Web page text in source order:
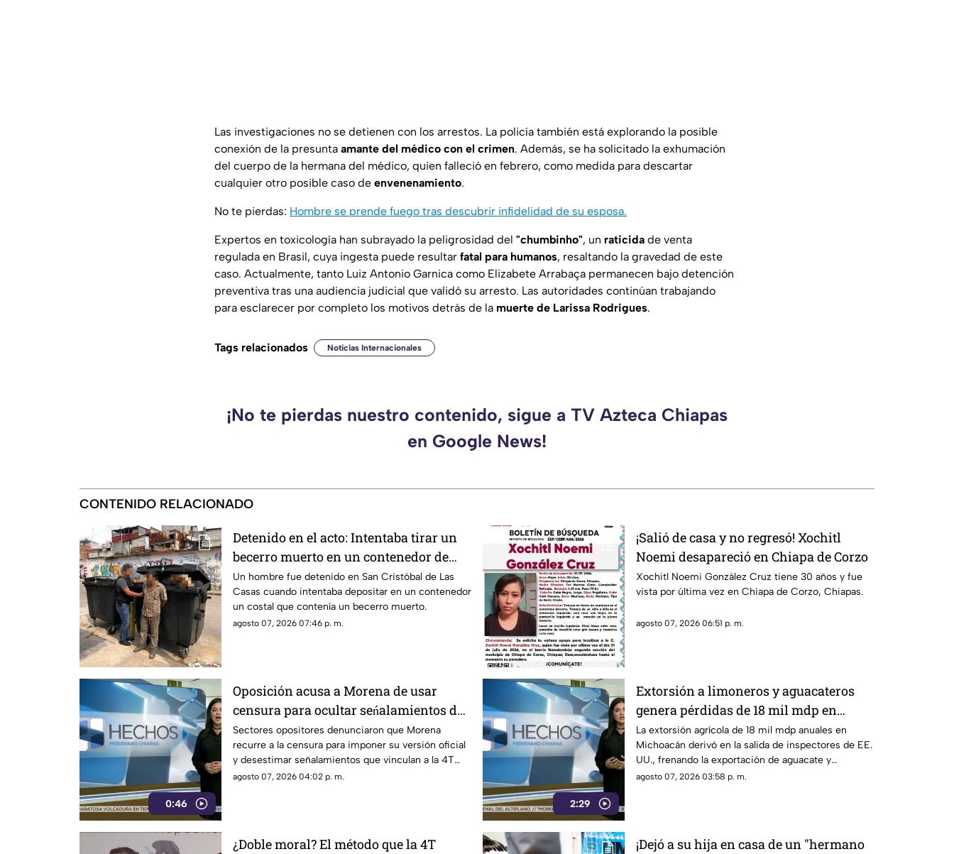
Las investigaciones no se detienen con los arrestos. La policía también está explorando la posible
conexión de la presunta amante del médico con el crimen. Además, se ha solicitado la exhumación
del cuerpo de la hermana del médico, quien falleció en febrero, como medida para descartar
cualquier otro posible caso de envenenamiento.
No te pierdas: Hombre se prende fuego tras descubrir infidelidad de su esposa.
Expertos en toxicología han subrayado la peligrosidad del "chumbinho", un raticida de venta
regulada en Brasil, cuya ingesta puede resultar fatal para humanos, resaltando la gravedad de este
caso. Actualmente, tanto Luiz Antonio Garnica como Elizabete Arrabaça permanecen bajo detención
preventiva tras una audiencia judicial que validó su arresto. Las autoridades continúan trabajando
para esclarecer por completo los motivos detrás de la muerte de Larissa Rodrigues.
Tags relacionados Noticias Internacionales
¡No te pierdas nuestro contenido, sigue a TV Azteca Chiapas
en Google News!
CONTENIDO RELACIONADO
Detenido en el acto: Intentaba tirar un
becerro muerto en un contenedor de
basura en SCLC
Un hombre fue detenido en San Cristóbal de Las
Casas cuando intentaba depositar en un contenedor
un costal que contenía un becerro muerto.
agosto 07, 2026 07:46 p. m.
¡Salió de casa y no regresó! Xochitl
Noemi desapareció en Chiapa de Corzo
Xochitl Noemi González Cruz tiene 30 años y fue
vista por última vez en Chiapa de Corzo, Chiapas.
agosto 07, 2026 06:51 p. m.
0:46
Oposición acusa a Morena de usar
censura para ocultar seńalamientos de
narcopolítica
Sectores opositores denunciaron que Morena
recurre a la censura para imponer su versión oficial
y desestimar señalamientos que vinculan a la 4T
con la narcopolítica.
agosto 07, 2026 04:02 p. m.
2:29
Extorsión a limoneros y aguacateros
genera pérdidas de 18 mil mdp en
Michoacán
La extorsión agrícola de 18 mil mdp anuales en
Michoacán derivó en la salida de inspectores de EE.
UU., frenando la exportación de aguacate y
provocando severas pérdidas.
agosto 07, 2026 03:58 p. m.
¿Doble moral? El método que la 4T ¡Dejó a su hija en casa de un "hermano